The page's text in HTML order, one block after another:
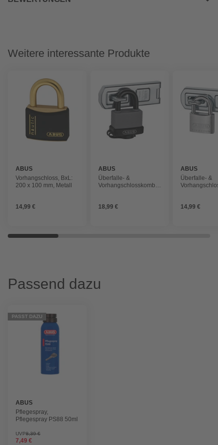
Weitere interessante Produkte
ABUS
Vorhangschloss, BxL:
200 x 100 mm, Metall
14,99 €
ABUS
Überfalle- &
Vorhangschlosskombi,
18,99 €
ABUS
Überfalle- &
14,99 €
Passend dazu
PASST DAZU
ABUS
Pflegespray,
Pflegespray PS88 50ml
UVP8,39 €
7,49 €